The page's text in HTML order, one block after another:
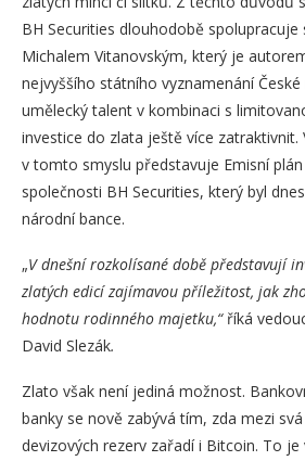
BH Securities dlouhodobě spolupracuje
Michalem Vitanovským, který je
nejvyššího státního vyznamenání
umělecký talent v kombinaci s
investice do zlata ještě více zatraktivnit.
v tomto smyslu představuje Emisní
společnosti BH Securities, který byl
národní bance.
„V dnešní rozkolísané době představují
zlatých edicí zajímavou příležitost, jak
hodnotu rodinného majetku,“ říká
David Slezák.
Zlato však není jediná možnost.
banky se nově zabývá tím, zda mezi
devizových rezerv zařadí i Bitcoin. To